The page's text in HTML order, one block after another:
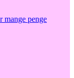
mange penge